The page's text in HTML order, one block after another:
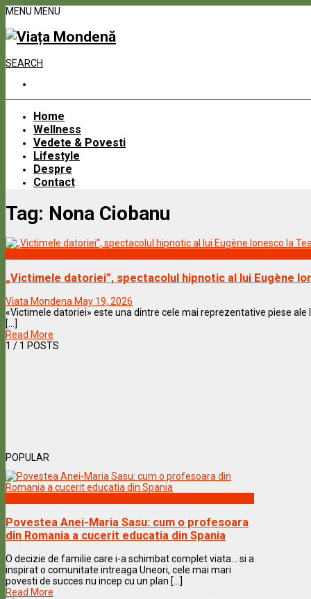
MENU MENU
SEARCH
Home
Wellness
Vedete & Povesti
Lifestyle
Despre
Contact
Tag: Nona Ciobanu
„Victimele datoriei”, spectacolul hipnotic al lui Eugène
Viata Mondena May 19, 2026
«Victimele datoriei» este una dintre cele mai reprezentative piese
[...]
Read More
1 / 1 POSTS
POPULAR
Povestea Anei-Maria Sasu: cum o profesoara
din Romania a cucerit educatia din Spania
O decizie de familie care i-a schimbat complet viata… si a
inspirat o comunitate intreaga Uneori, cele mai mari
povesti de succes nu incep cu un plan [...]
Read More